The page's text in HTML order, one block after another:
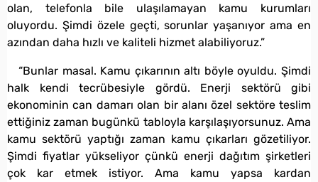
olan, telefonla bile ulaşılamayan kamu kurumları
oluyordu. Şimdi özele geçti, sorunlar yaşanıyor ama en
azından daha hızlı ve kaliteli hizmet alabiliyoruz.”
“Bunlar masal. Kamu çıkarının altı böyle oyuldu. Şimdi
halk kendi tecrübesiyle gördü. Enerji sektörü gibi
ekonominin can damarı olan bir alanı özel sektöre teslim
ettiğiniz zaman bugünkü tabloyla karşılaşıyorsunuz. Ama
kamu sektörü yaptığı zaman kamu çıkarları gözetiliyor.
Şimdi fiyatlar yükseliyor çünkü enerji dağıtım şirketleri
çok kar etmek istiyor. Ama kamu yapsa kardan